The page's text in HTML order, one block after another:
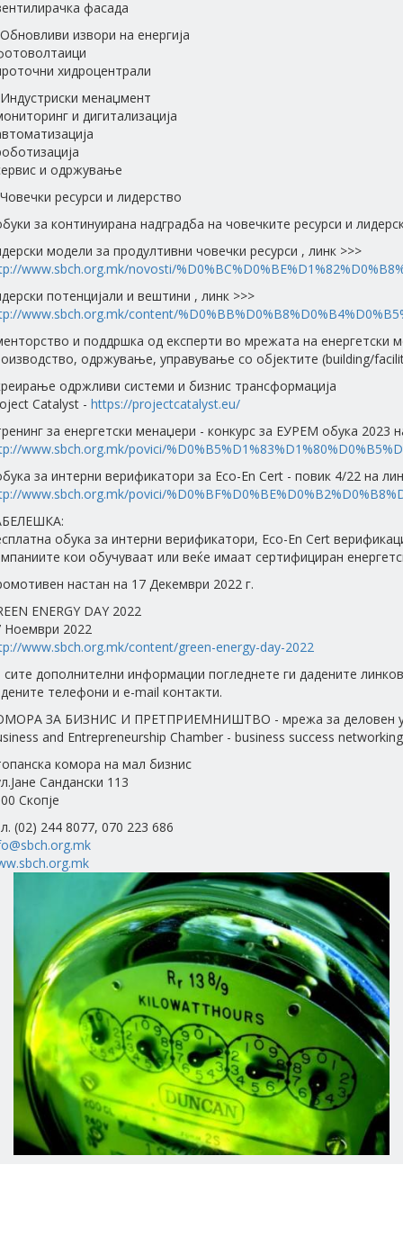
фасада
извори на енергија
хидроцентрали
менаџмент
и дигитализација
и одржување
ресурси и лидерство
за континуирана надградба на човечките ресурси и
модели за продултивни човечки ресурси , линк >>>
www.sbch.org.mk/novosti/
потенцијали и вештини , линк >>>
www.sbch.org.mk/content/
и поддршка од експерти во мрежата на енергетски
одржување, управување со објектите (building/
одржливи системи и бизнис трансформација
Catalyst - https://projectcatalyst.eu/
за енергетски менаџери - конкурс за ЕУРЕМ обука 2023
www.sbch.org.mk/povici/
за интерни верификатори за Eco-En Cert - повик 4/22 на
www.sbch.org.mk/povici/
обука за интерни верификатори, Eco-En Cert
кои обучуваат или веќе имаат сертифициран
настан на 17 Декември 2022 г.
ENERGY DAY 2022
Ноември 2022
www.sbch.org.mk/content/green-energy-day-2022
сите дополнителни информации погледнете ги дадените
телефони и e-mail контакти.
ЗА БИЗНИС И ПРЕТПРИЕМНИШТВО - мрежа за деловен
and Entrepreneurship Chamber - business success networking
комора на мал бизнис
Сандански 113
Скопје
(02) 244 8077, 070 223 686